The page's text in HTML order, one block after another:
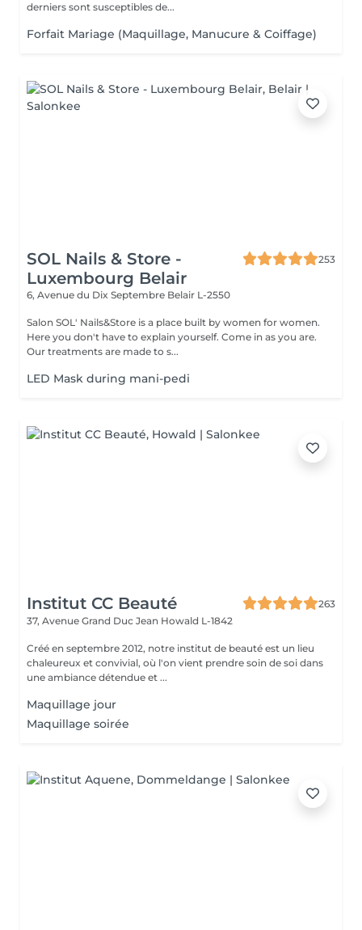
derniers sont susceptibles de...
Forfait Mariage (Maquillage, Manucure & Coiffage)
SOL Nails & Store -
Luxembourg Belair
253
6, Avenue du Dix Septembre Belair L-2550
Salon SOL' Nails&Store is a place built by women for women.
Here you don't have to explain yourself. Come in as you are.
Our treatments are made to s...
LED Mask during mani-pedi
Institut CC Beauté
263
37, Avenue Grand Duc Jean Howald L-1842
Créé en septembre 2012, notre institut de beauté est un lieu
chaleureux et convivial, où l'on vient prendre soin de soi dans
une ambiance détendue et ...
Maquillage jour
Maquillage soirée